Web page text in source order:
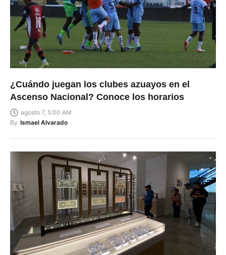
¿Cuándo juegan los clubes azuayos en el
Ascenso Nacional? Conoce los horarios
agosto 7, 5:00 AM
By Ismael Alvarado